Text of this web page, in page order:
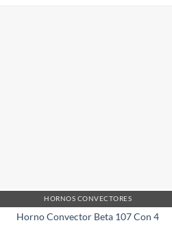
HORNOS CONVECTORES
Horno Convector Beta 107 Con 4